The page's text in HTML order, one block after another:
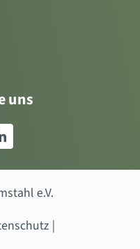
uns
e.V.
|